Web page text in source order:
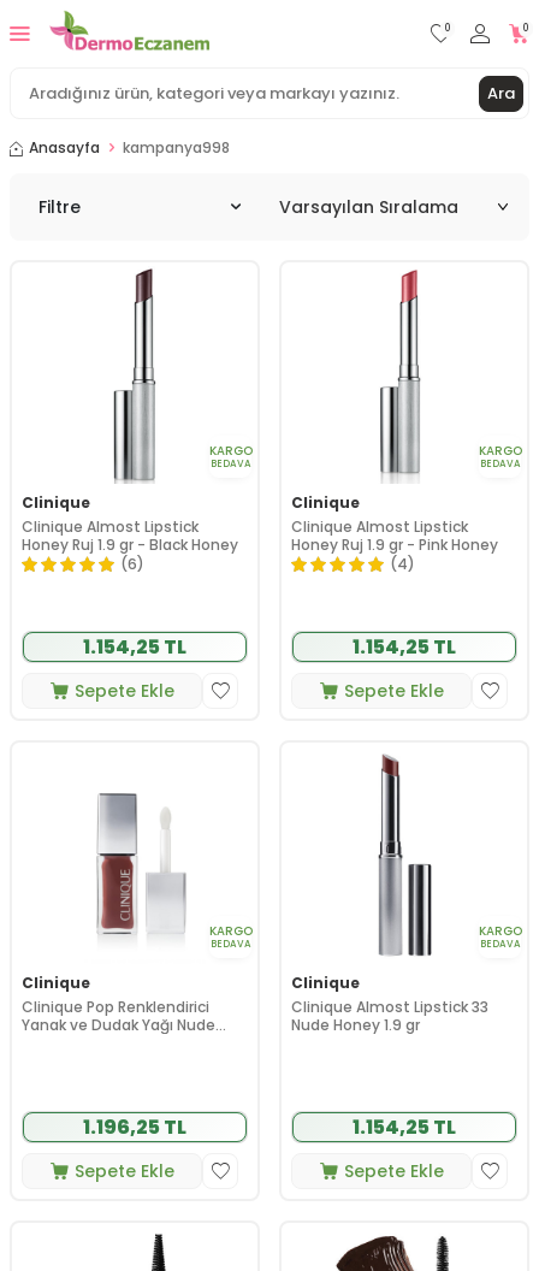
Ara
0 0
Anasayfa kampanya998
Filtre
KARGO
BEDAVA
Clinique
Clinique Almost Lipstick
Honey Ruj 1.9 gr - Black Honey
(6)
1.154,25 TL
Sepete Ekle
KARGO
BEDAVA
Clinique
Clinique Almost Lipstick
Honey Ruj 1.9 gr - Pink Honey
(4)
1.154,25 TL
Sepete Ekle
KARGO
BEDAVA
Clinique
Clinique Pop Renklendirici
Yanak ve Dudak Yağı Nude
1.196,25 TL
Sepete Ekle
KARGO
BEDAVA
Clinique
Clinique Almost Lipstick 33
Nude Honey 1.9 gr
1.154,25 TL
Sepete Ekle